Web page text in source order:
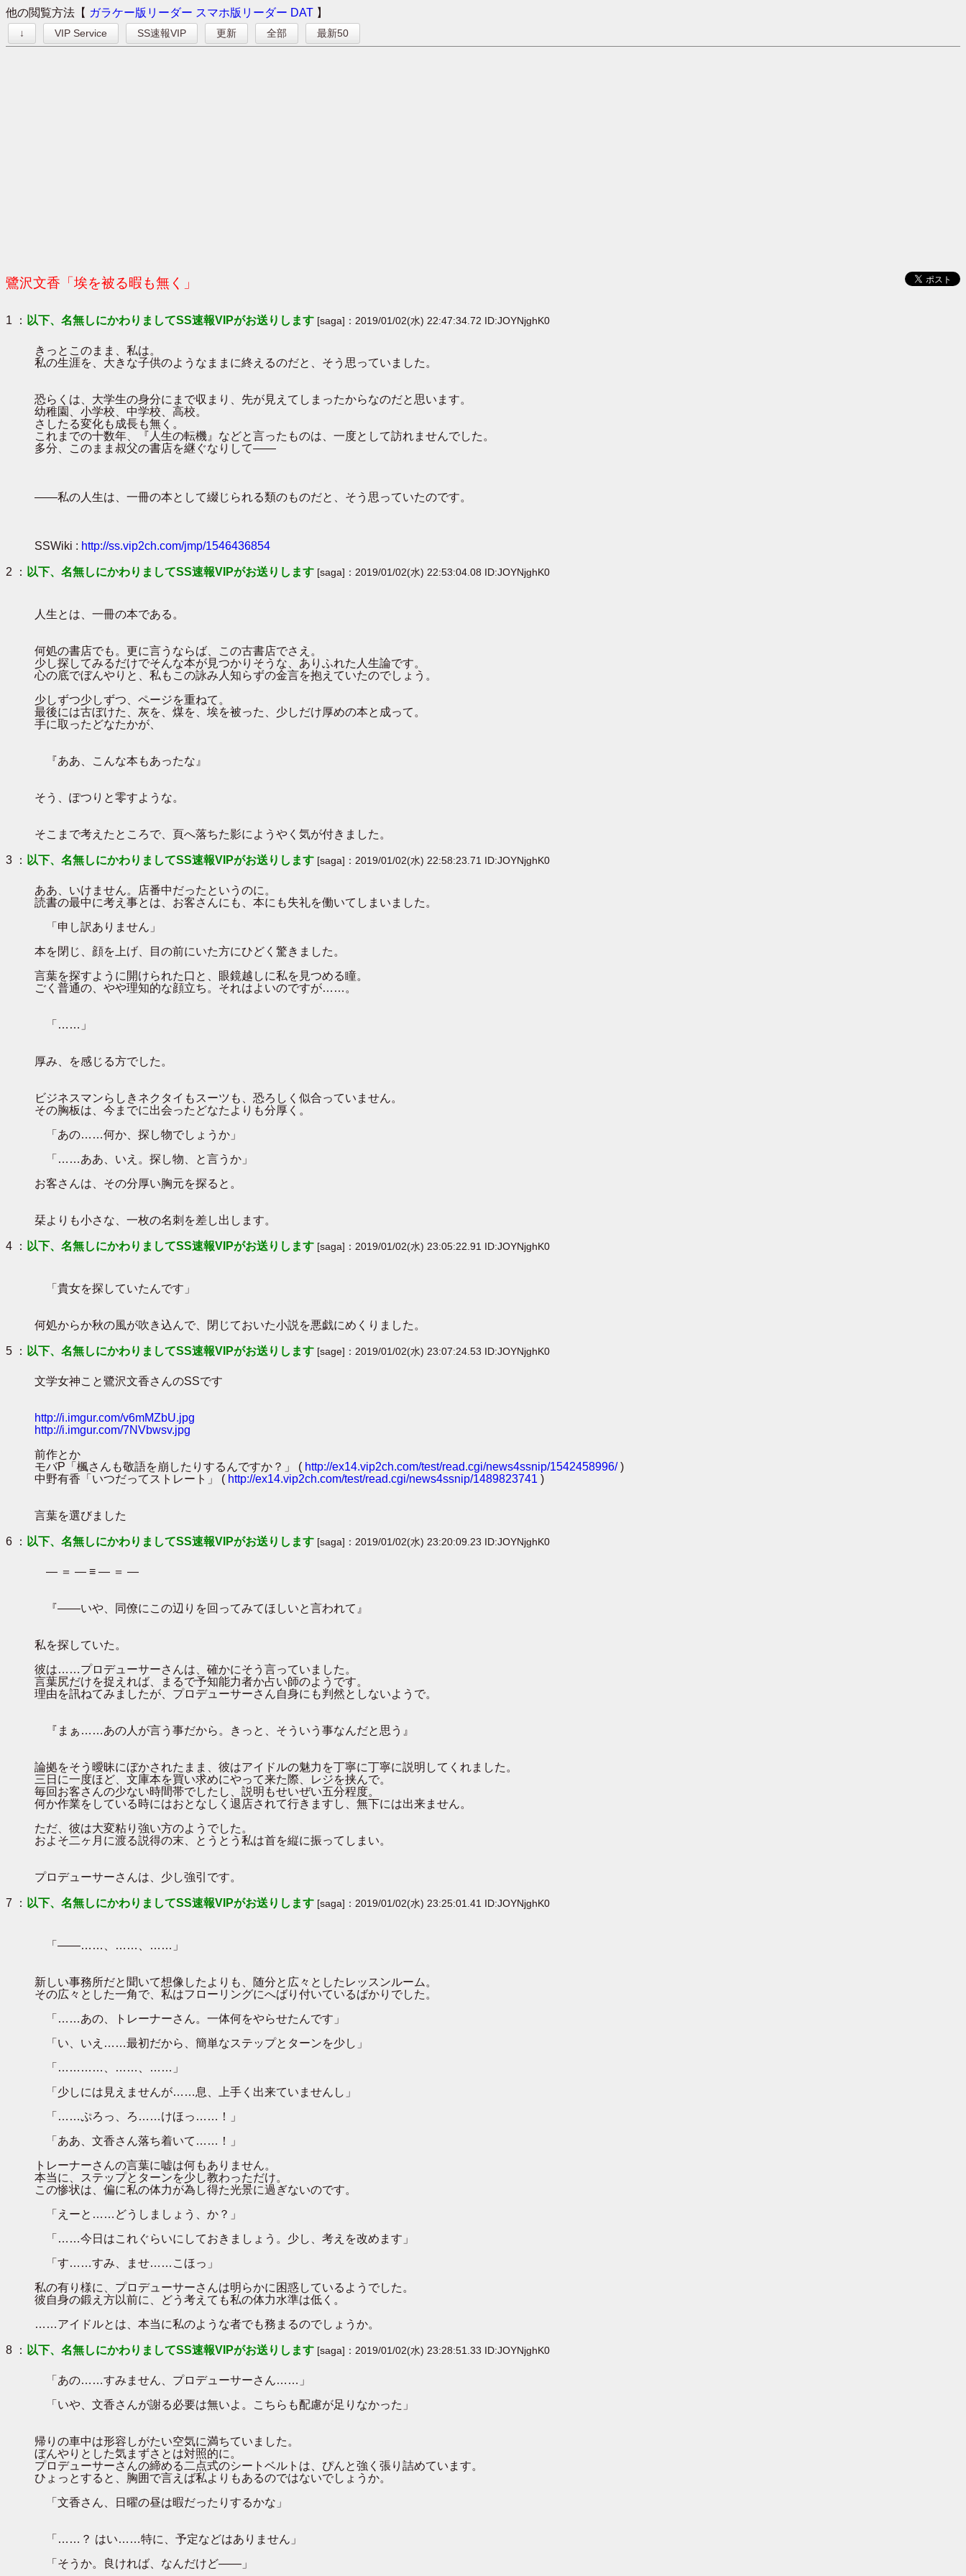
他の閲覧方法【 ガラケー版リーダー スマホ版リーダー DAT 】
↓ VIP Service SS速報VIP 更新 全部 最新50
鷺沢文香「埃を被る暇も無く」
1 ： 以下、名無しにかわりましてSS速報VIPがお送りします [saga]：2019/01/02(水) 22:47:34.72 ID:JOYNjghK0
きっとこのまま、私は。
私の生涯を、大きな子供のようなままに終えるのだと、そう思っていました。
恐らくは、大学生の身分にまで収まり、先が見えてしまったからなのだと思います。
幼稚園、小学校、中学校、高校。
さしたる変化も成長も無く。
これまでの十数年、『人生の転機』などと言ったものは、一度として訪れませんでした。
多分、このまま叔父の書店を継ぐなりして――
――私の人生は、一冊の本として綴じられる類のものだと、そう思っていたのです。
SSWiki : http://ss.vip2ch.com/jmp/1546436854
2 ： 以下、名無しにかわりましてSS速報VIPがお送りします [saga]：2019/01/02(水) 22:53:04.08 ID:JOYNjghK0
人生とは、一冊の本である。
何処の書店でも。更に言うならば、この古書店でさえ。
少し探してみるだけでそんな本が見つかりそうな、ありふれた人生論です。
心の底でぼんやりと、私もこの詠み人知らずの金言を抱えていたのでしょう。
少しずつ少しずつ、ページを重ねて。
最後には古ぼけた、灰を、煤を、埃を被った、少しだけ厚めの本と成って。
手に取ったどなたかが、
『ああ、こんな本もあったな』
そう、ぽつりと零すような。
そこまで考えたところで、頁へ落ちた影にようやく気が付きました。
3 ： 以下、名無しにかわりましてSS速報VIPがお送りします [saga]：2019/01/02(水) 22:58:23.71 ID:JOYNjghK0
ああ、いけません。店番中だったというのに。
読書の最中に考え事とは、お客さんにも、本にも失礼を働いてしまいました。
「申し訳ありません」
本を閉じ、顔を上げ、目の前にいた方にひどく驚きました。
言葉を探すように開けられた口と、眼鏡越しに私を見つめる瞳。
ごく普通の、やや理知的な顔立ち。それはよいのですが……。
「……」
厚み、を感じる方でした。
ビジネスマンらしきネクタイもスーツも、恐ろしく似合っていません。
その胸板は、今までに出会ったどなたよりも分厚く。
「あの……何か、探し物でしょうか」
「……ああ、いえ。探し物、と言うか」
お客さんは、その分厚い胸元を探ると。
栞よりも小さな、一枚の名刺を差し出します。
4 ： 以下、名無しにかわりましてSS速報VIPがお送りします [saga]：2019/01/02(水) 23:05:22.91 ID:JOYNjghK0
「貴女を探していたんです」
何処からか秋の風が吹き込んで、閉じておいた小説を悪戯にめくりました。
5 ： 以下、名無しにかわりましてSS速報VIPがお送りします [sage]：2019/01/02(水) 23:07:24.53 ID:JOYNjghK0
文学女神こと鷺沢文香さんのSSです
http://i.imgur.com/v6mMZbU.jpg
http://i.imgur.com/7NVbwsv.jpg
前作とか
モバP「楓さんも敬語を崩したりするんですか？」 ( http://ex14.vip2ch.com/test/read.cgi/news4ssnip/1542458996/)
中野有香「いつだってストレート」 ( http://ex14.vip2ch.com/test/read.cgi/news4ssnip/1489823741 )
言葉を選びました
6 ： 以下、名無しにかわりましてSS速報VIPがお送りします [saga]：2019/01/02(水) 23:20:09.23 ID:JOYNjghK0
― ＝ ― ≡ ― ＝ ―
『――いや、同僚にこの辺りを回ってみてほしいと言われて』
私を探していた。
彼は……プロデューサーさんは、確かにそう言っていました。
言葉尻だけを捉えれば、まるで予知能力者か占い師のようです。
理由を訊ねてみましたが、プロデューサーさん自身にも判然としないようで。
『まぁ……あの人が言う事だから。きっと、そういう事なんだと思う』
論拠をそう曖昧にぼかされたまま、彼はアイドルの魅力を丁寧に丁寧に説明してくれました。
三日に一度ほど、文庫本を買い求めにやって来た際、レジを挟んで。
毎回お客さんの少ない時間帯でしたし、説明もせいぜい五分程度。
何か作業をしている時にはおとなしく退店されて行きますし、無下には出来ません。
ただ、彼は大変粘り強い方のようでした。
およそ二ヶ月に渡る説得の末、とうとう私は首を縦に振ってしまい。
プロデューサーさんは、少し強引です。
7 ： 以下、名無しにかわりましてSS速報VIPがお送りします [saga]：2019/01/02(水) 23:25:01.41 ID:JOYNjghK0
「――……、……、……」
新しい事務所だと聞いて想像したよりも、随分と広々としたレッスンルーム。
その広々とした一角で、私はフローリングにへばり付いているばかりでした。
「……あの、トレーナーさん。一体何をやらせたんです」
「い、いえ……最初だから、簡単なステップとターンを少し」
「…………、……、……」
「少しには見えませんが……息、上手く出来ていませんし」
「……ぷろっ、ろ……けほっ……！」
「ああ、文香さん落ち着いて……！」
トレーナーさんの言葉に嘘は何もありません。
本当に、ステップとターンを少し教わっただけ。
この惨状は、偏に私の体力が為し得た光景に過ぎないのです。
「えーと……どうしましょう、か？」
「……今日はこれぐらいにしておきましょう。少し、考えを改めます」
「す……すみ、ませ……こほっ」
私の有り様に、プロデューサーさんは明らかに困惑しているようでした。
彼自身の鍛え方以前に、どう考えても私の体力水準は低く。
……アイドルとは、本当に私のような者でも務まるのでしょうか。
8 ： 以下、名無しにかわりましてSS速報VIPがお送りします [saga]：2019/01/02(水) 23:28:51.33 ID:JOYNjghK0
「あの……すみません、プロデューサーさん……」
「いや、文香さんが謝る必要は無いよ。こちらも配慮が足りなかった」
帰りの車中は形容しがたい空気に満ちていました。
ぼんやりとした気まずさとは対照的に。
プロデューサーさんの締める二点式のシートベルトは、ぴんと強く張り詰めています。
ひょっとすると、胸囲で言えば私よりもあるのではないでしょうか。
「文香さん、日曜の昼は暇だったりするかな」
「……？ はい……特に、予定などはありません」
「そうか。良ければ、なんだけど――」